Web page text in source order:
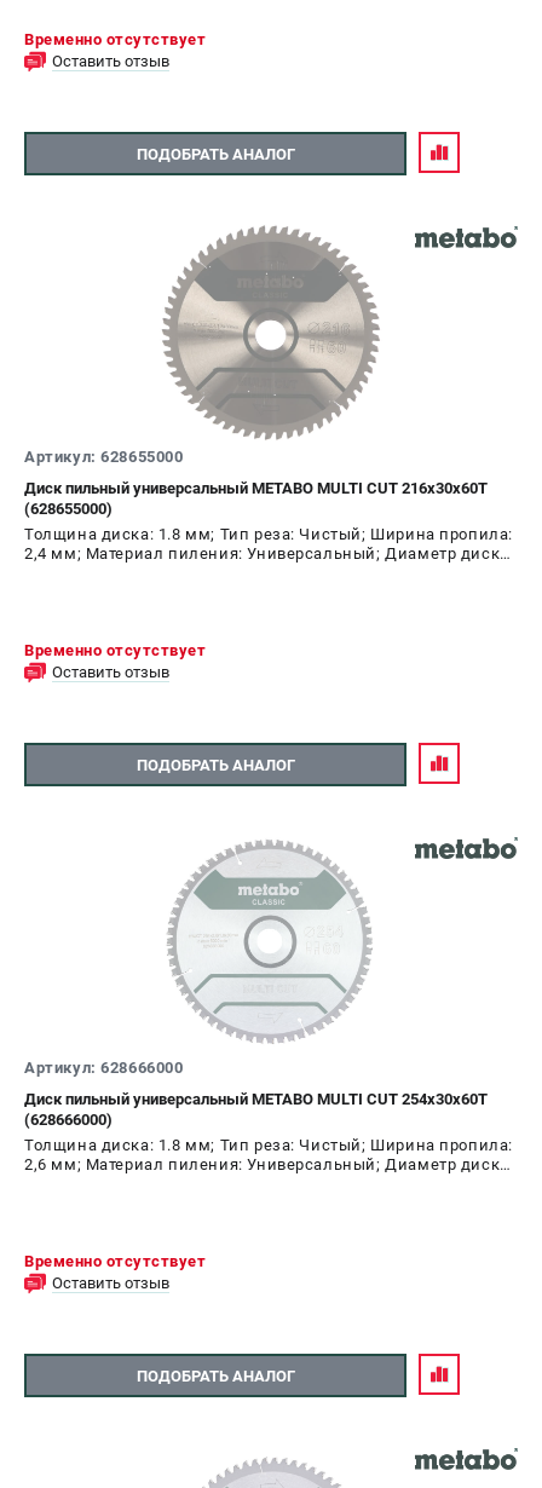
Временно отсутствует
Оставить отзыв
ПОДОБРАТЬ АНАЛОГ
Артикул: 628655000
Диск пильный универсальный METABO MULTI CUT 216х30х60T
(628655000)
Толщина диска: 1.8 мм; Тип реза: Чистый; Ширина пропила:
2,4 мм; Материал пиления: Универсальный; Диаметр диска:
Временно отсутствует
Оставить отзыв
ПОДОБРАТЬ АНАЛОГ
Артикул: 628666000
Диск пильный универсальный METABO MULTI CUT 254х30х60T
(628666000)
Толщина диска: 1.8 мм; Тип реза: Чистый; Ширина пропила:
2,6 мм; Материал пиления: Универсальный; Диаметр диска:
Временно отсутствует
Оставить отзыв
ПОДОБРАТЬ АНАЛОГ